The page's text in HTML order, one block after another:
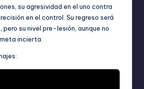
su agresividad en el uno contra
en el control. Su regreso será
pero su nivel pre-lesión, aunque no
incierta.